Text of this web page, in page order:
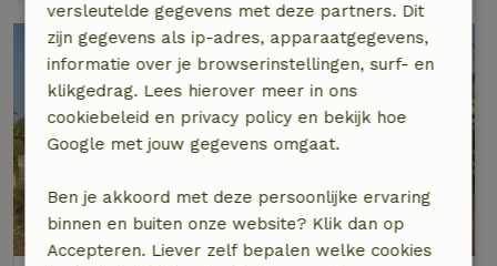
versleutelde gegevens met deze partners. Dit
zijn gegevens als ip-adres, apparaatgegevens,
informatie over je browserinstellingen, surf- en
klikgedrag. Lees hierover meer in ons
cookiebeleid en privacy policy en bekijk hoe
Google met jouw gegevens omgaat.
Ben je akkoord met deze persoonlijke ervaring
binnen en buiten onze website? Klik dan op
Accepteren. Liever zelf bepalen welke cookies